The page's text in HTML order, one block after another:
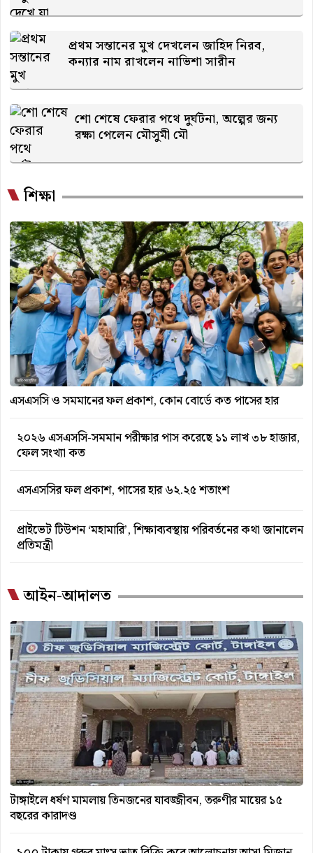
প্রথম সন্তানের মুখ দেখলেন জাহিদ নিরব,
কন্যার নাম রাখলেন নাভিশা সারীন
শো শেষে ফেরার পথে দুর্ঘটনা, অল্পের জন্য
রক্ষা পেলেন মৌসুমী মৌ
শিক্ষা
এসএসসি ও সমমানের ফল প্রকাশ, কোন বোর্ডে কত পাসের হার
২০২৬ এসএসসি-সমমান পরীক্ষার পাস করেছে ১১ লাখ ৩৮ হাজার,
ফেল সংখ্যা কত
এসএসসির ফল প্রকাশ, পাসের হার ৬২.২৫ শতাংশ
প্রাইভেট টিউশন ‘মহামারি’, শিক্ষাব্যবস্থায় পরিবর্তনের কথা জানালেন
প্রতিমন্ত্রী
আইন-আদালত
টাঙ্গাইলে ধর্ষণ মামলায় তিনজনের যাবজ্জীবন, তরুণীর মায়ের ১৫
বছরের কারাদণ্ড